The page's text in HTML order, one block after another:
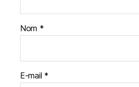
Nom *
E-mail *